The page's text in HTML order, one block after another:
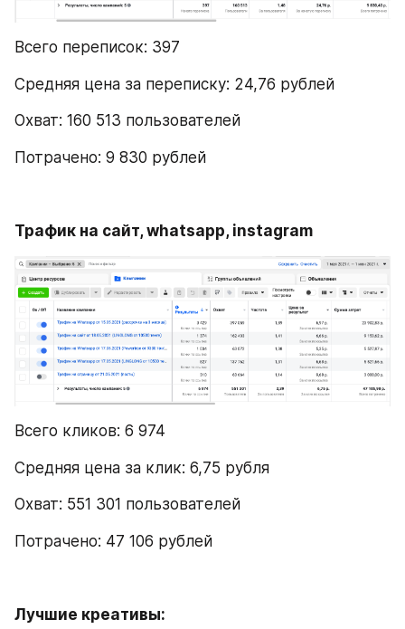
Всего переписок: 397
Средняя цена за переписку: 24,76 рублей
Охват: 160 513 пользователей
Потрачено: 9 830 рублей
Трафик на сайт, whatsapp, instagram
Всего кликов: 6 974
Средняя цена за клик: 6,75 рубля
Охват: 551 301 пользователей
Потрачено: 47 106 рублей
Лучшие креативы: